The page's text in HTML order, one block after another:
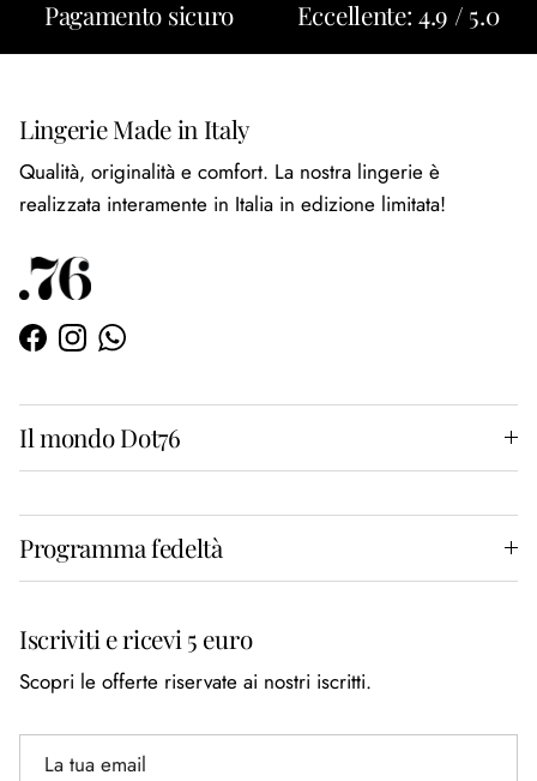
Pagamento sicuro Eccellente: 4.9 / 5.0
Lingerie Made in Italy
Qualità, originalità e comfort. La nostra lingerie è
realizzata interamente in Italia in edizione limitata!
Facebook
InstagramWhatsApp
Il mondo Dot76
Programma fedeltà
Iscriviti e ricevi 5 euro
Scopri le offerte riservate ai nostri iscritti.